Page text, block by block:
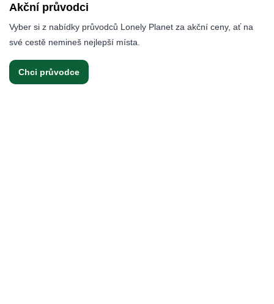
Akční průvodci
Vyber si z nabídky průvodců Lonely Planet za akční ceny, ať na
své cestě nemineš nejlepší místa.
Chci průvodce